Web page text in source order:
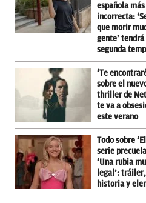
española más
incorrecta:
que morir
gente’ tendrá
segunda
‘Te
sobre el
thriller de
te va a
este verano
Todo sobre
serie
‘Una rubia
legal’: tráiler,
historia y